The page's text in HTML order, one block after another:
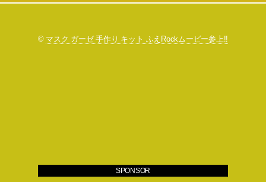
© マスク ガーゼ 手作り キット ふえRockムービー参上!!
SPONSOR